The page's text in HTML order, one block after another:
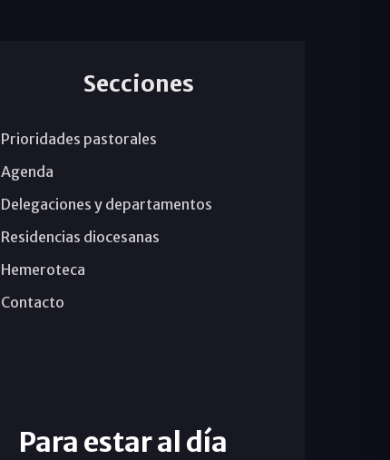
Secciones
Prioridades pastorales
Agenda
Delegaciones y departamentos
Residencias diocesanas
Hemeroteca
Contacto
Para estar al día